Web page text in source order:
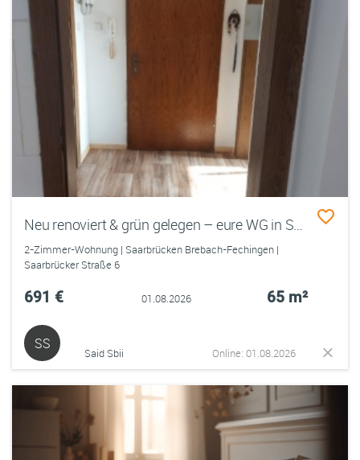
Neu renoviert & grün gelegen – eure WG in Saarbrücken wartet!
2-Zimmer-Wohnung | Saarbrücken Brebach-Fechingen |
Saarbrücker Straße 6
691 € 01.08.2026 65 m²
SS
Said Sbii Online: 01.08.2026